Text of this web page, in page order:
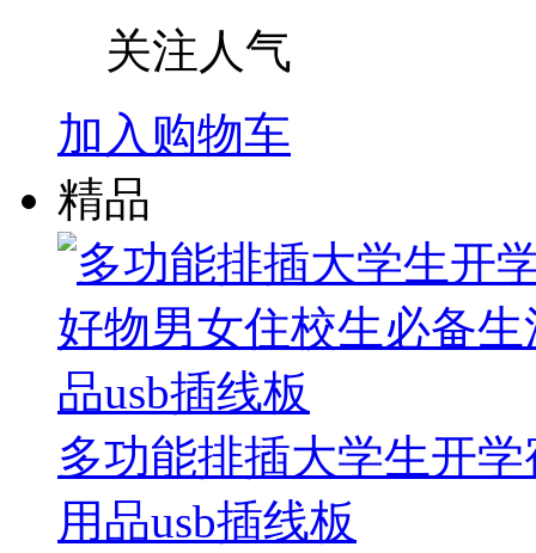
关注人气
加入购物车
精品
多功能排插大学生开
用品usb插线板